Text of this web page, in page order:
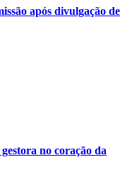
após divulgação de
no coração da